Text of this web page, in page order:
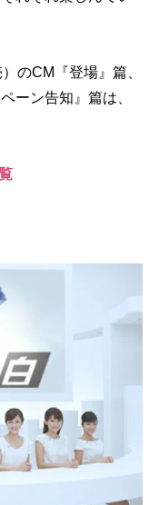
のCM『登場』篇、
ーン告知』篇は、